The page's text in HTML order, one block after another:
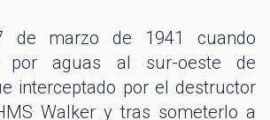
de marzo de 1941 cuando
por aguas al sur-oeste de
interceptado por el destructor
Walker y tras someterlo a